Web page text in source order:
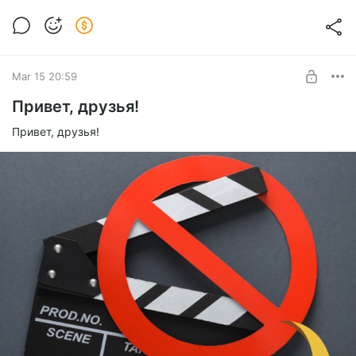
Mar 15 20:59
Привет, друзья!
Привет, друзья!